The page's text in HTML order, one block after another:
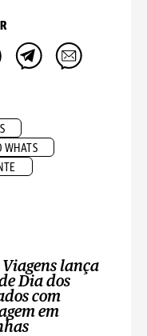
WHATS
lança
Dia dos
com
em